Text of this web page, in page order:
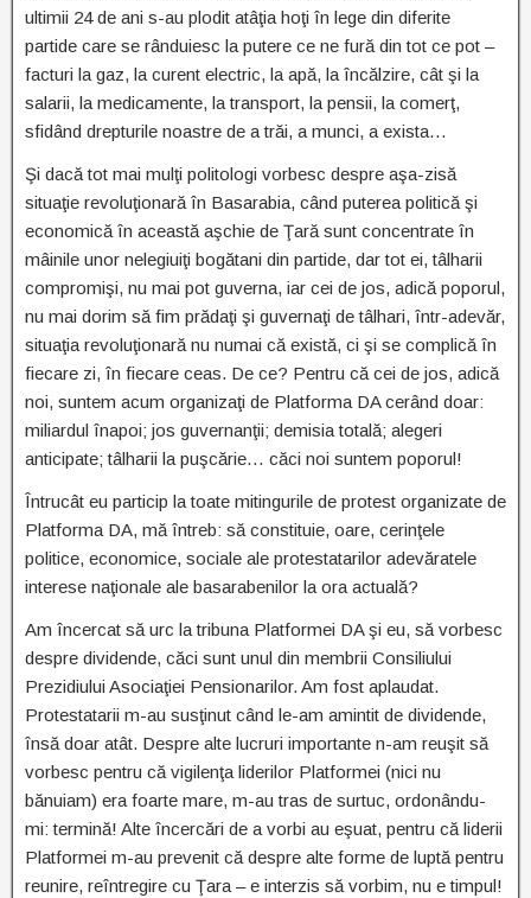
ultimii 24 de ani s-au plodit atâţia hoţi în lege din diferite
partide care se rânduiesc la putere ce ne fură din tot ce pot –
facturi la gaz, la curent electric, la apă, la încălzire, cât şi la
salarii, la medicamente, la transport, la pensii, la comerţ,
sfidând drepturile noastre de a trăi, a munci, a exista…
Şi dacă tot mai mulţi politologi vorbesc despre aşa-zisă
situaţie revoluţionară în Basarabia, când puterea politică şi
economică în această aşchie de Ţară sunt concentrate în
mâinile unor nelegiuiţi bogătani din partide, dar tot ei, tâlharii
compromişi, nu mai pot guverna, iar cei de jos, adică poporul,
nu mai dorim să fim prădaţi şi guvernaţi de tâlhari, într-adevăr,
situaţia revoluţionară nu numai că există, ci şi se complică în
fiecare zi, în fiecare ceas. De ce? Pentru că cei de jos, adică
noi, suntem acum organizaţi de Platforma DA cerând doar:
miliardul înapoi; jos guvernanţii; demisia totală; alegeri
anticipate; tâlharii la puşcărie… căci noi suntem poporul!
Întrucât eu particip la toate mitingurile de protest organizate de
Platforma DA, mă întreb: să constituie, oare, cerinţele
politice, economice, sociale ale protestatarilor adevăratele
interese naţionale ale basarabenilor la ora actuală?
Am încercat să urc la tribuna Platformei DA şi eu, să vorbesc
despre dividende, căci sunt unul din membrii Consiliului
Prezidiului Asociaţiei Pensionarilor. Am fost aplaudat.
Protestatarii m-au susţinut când le-am amintit de dividende,
însă doar atât. Despre alte lucruri importante n-am reuşit să
vorbesc pentru că vigilenţa liderilor Platformei (nici nu
bănuiam) era foarte mare, m-au tras de surtuc, ordonându-
mi: termină! Alte încercări de a vorbi au eşuat, pentru că liderii
Platformei m-au prevenit că despre alte forme de luptă pentru
reunire, reîntregire cu Ţara – e interzis să vorbim, nu e timpul!